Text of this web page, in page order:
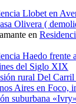
Llobet en
Olivera (
en
Haedo frente
del Siglo XIX
rural Del Carril
Aires en Foco,
suburbana